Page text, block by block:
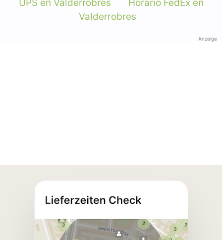
UPS en Valderrobres
Horario FedEx en
Valderrobres
Anzeige